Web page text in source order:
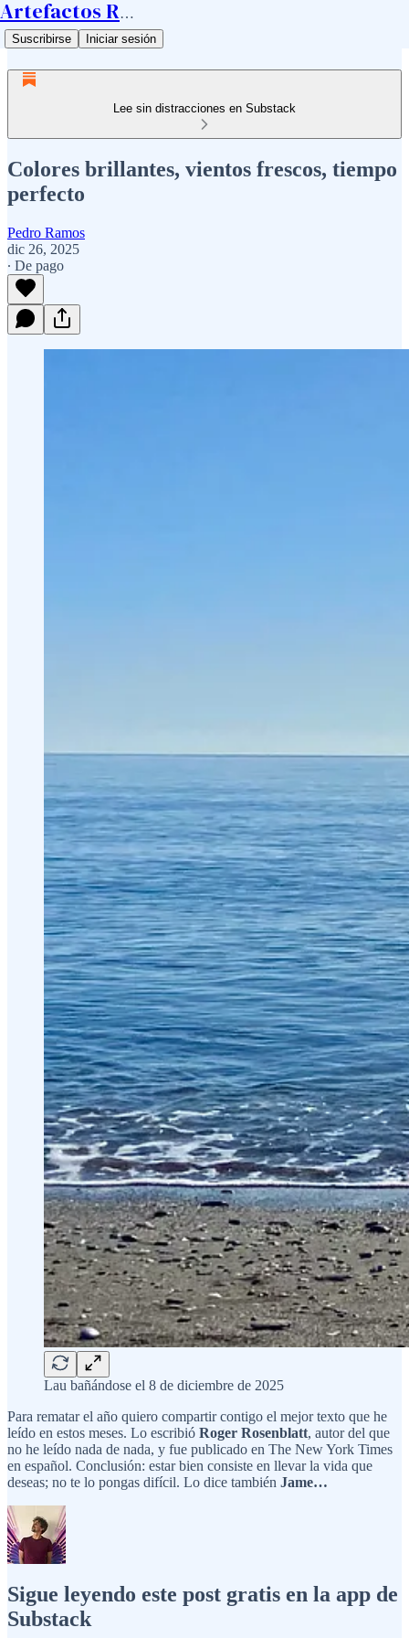
Artefactos Ramos
Suscribirse Iniciar sesión
Lee sin distracciones en Substack
Colores brillantes, vientos frescos, tiempo
perfecto
Pedro Ramos
dic 26, 2025
∙ De pago
Lau bañándose el 8 de diciembre de 2025
Para rematar el año quiero compartir contigo el mejor texto que he
leído en estos meses. Lo escribió Roger Rosenblatt, autor del que
no he leído nada de nada, y fue publicado en The New York Times
en español. Conclusión: estar bien consiste en llevar la vida que
deseas; no te lo pongas difícil. Lo dice también Jame…
Sigue leyendo este post gratis en la app de
Substack